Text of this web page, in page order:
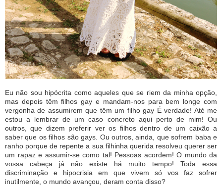
Eu não sou hipócrita como aqueles que se riem da minha opção,
mas depois têm filhos gay e mandam-nos para bem longe com
vergonha de assumirem que têm um filho gay É verdade! Até me
estou a lembrar de um caso concreto aqui perto de mim! Ou
outros, que dizem preferir ver os filhos dentro de um caixão a
saber que os filhos são gays. Ou outros, ainda, que sofrem baba e
ranho porque de repente a sua filhinha querida resolveu querer ser
um rapaz e assumir-se como tal! Pessoas acordem! O mundo da
vossa cabeça já não existe há muito tempo! Toda essa
discriminação e hipocrisia em que vivem só vos faz sofrer
inutilmente, o mundo avançou, deram conta disso?